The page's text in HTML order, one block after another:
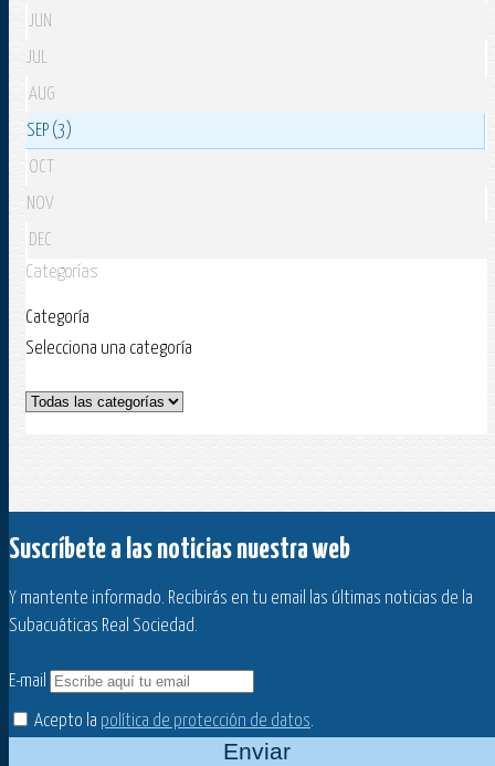
JUN
JUL
AUG
SEP (3)
OCT
NOV
DEC
Categorías
Categoría
Selecciona una categoría
Suscríbete a las noticias nuestra web
Y mantente informado. Recibirás en tu email las últimas noticias de la
Subacuáticas Real Sociedad.
E-mail
Acepto la política de protección de datos.
Enviar